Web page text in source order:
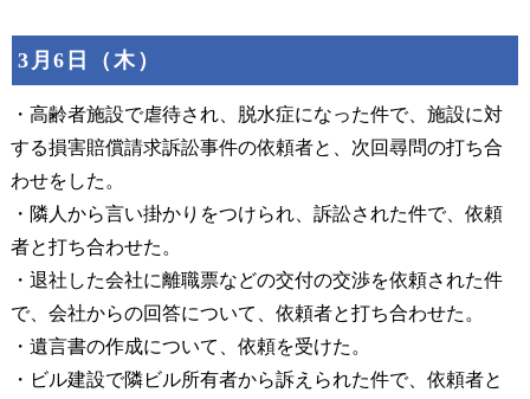
3月6日（木）
・高齢者施設で虐待され、脱水症になった件で、施設に対
する損害賠償請求訴訟事件の依頼者と、次回尋問の打ち合
わせをした。
・隣人から言い掛かりをつけられ、訴訟された件で、依頼
者と打ち合わせた。
・退社した会社に離職票などの交付の交渉を依頼された件
で、会社からの回答について、依頼者と打ち合わせた。
・遺言書の作成について、依頼を受けた。
・ビル建設で隣ビル所有者から訴えられた件で、依頼者と